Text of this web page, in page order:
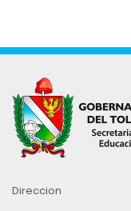
Direccion